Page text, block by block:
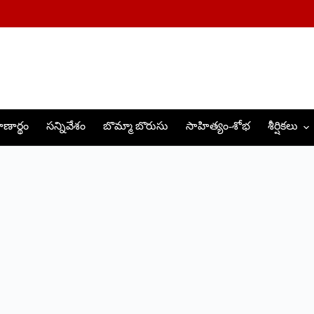
సన్నివేశం బొమ్మా బొరుసు సాహిత్యం-శోభ శీర్షికలు